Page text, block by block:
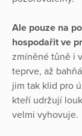
Ale pouze na
hospodařit ve
zmíněné tůně i
teprve, až
jim tak klid pro
kteří udržují
velmi vyhovuje.